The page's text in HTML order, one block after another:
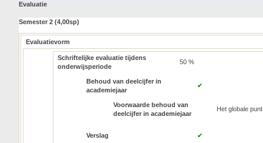
Evaluatie
Semester 2 (4,00sp)
Evaluatievorm
Schriftelijke evaluatie tijdens
onderwijsperiode
50 %
Behoud van deelcijfer in
academiejaar
✔
Voorwaarde behoud van
deelcijfer in academiejaar
Het globale
Verslag ✔